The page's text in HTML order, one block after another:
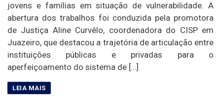
jovens e famílias em situação de vulnerabilidade. A
abertura dos trabalhos foi conduzida pela promotora
de Justiça Aline Curvêlo, coordenadora do CISP em
Juazeiro, que destacou a trajetória de articulação entre
instituições públicas e privadas para o
aperfeiçoamento do sistema de […]